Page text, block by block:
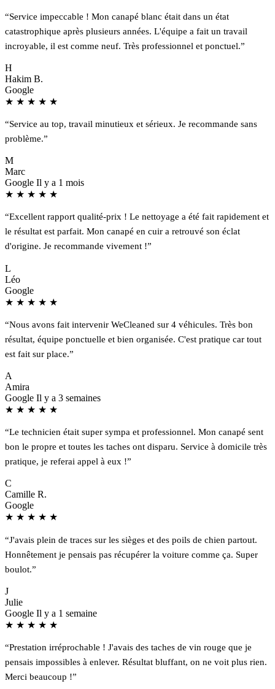
“Service impeccable ! Mon canapé blanc était dans un état
catastrophique après plusieurs années. L'équipe a fait un travail
incroyable, il est comme neuf. Très professionnel et ponctuel.”
H
Hakim B.
Google
★ ★ ★ ★ ★
“Service au top, travail minutieux et sérieux. Je recommande sans
problème.”
M
Marc
Google Il y a 1 mois
★ ★ ★ ★ ★
“Excellent rapport qualité-prix ! Le nettoyage a été fait rapidement et
le résultat est parfait. Mon canapé en cuir a retrouvé son éclat
d'origine. Je recommande vivement !”
L
Léo
Google
★ ★ ★ ★ ★
“Nous avons fait intervenir WeCleaned sur 4 véhicules. Très bon
résultat, équipe ponctuelle et bien organisée. C'est pratique car tout
est fait sur place.”
A
Amira
Google Il y a 3 semaines
★ ★ ★ ★ ★
“Le technicien était super sympa et professionnel. Mon canapé sent
bon le propre et toutes les taches ont disparu. Service à domicile très
pratique, je referai appel à eux !”
C
Camille R.
Google
★ ★ ★ ★ ★
“J'avais plein de traces sur les sièges et des poils de chien partout.
Honnêtement je pensais pas récupérer la voiture comme ça. Super
boulot.”
J
Julie
Google Il y a 1 semaine
★ ★ ★ ★ ★
“Prestation irréprochable ! J'avais des taches de vin rouge que je
pensais impossibles à enlever. Résultat bluffant, on ne voit plus rien.
Merci beaucoup !”